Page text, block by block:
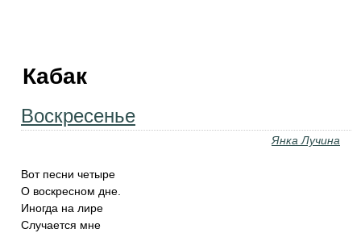
Кабак
Воскресенье
Янка Лучина
Вот песни четыре
О воскресном дне.
Иногда на лире
Случается мне